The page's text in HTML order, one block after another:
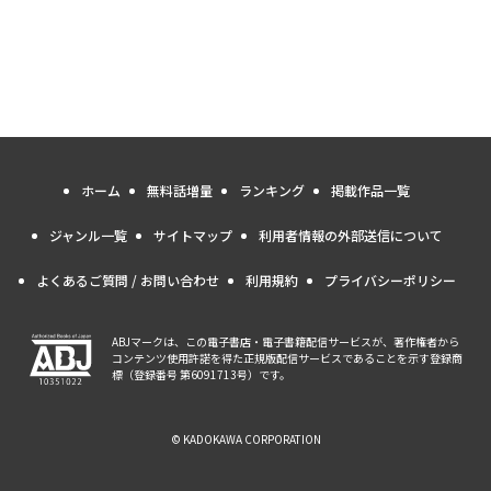
ホーム 無料話増量 ランキング 掲載作品一覧
ジャンル一覧 サイトマップ 利用者情報の外部送信について
よくあるご質問 / お問い合わせ 利用規約 プライバシーポリシー
ABJマークは、この電子書店・電子書籍配信サービスが、著作権者から
コンテンツ使用許諾を得た正規版配信サービスであることを示す登録商
標（登録番号 第6091713号）です。
© KADOKAWA CORPORATION